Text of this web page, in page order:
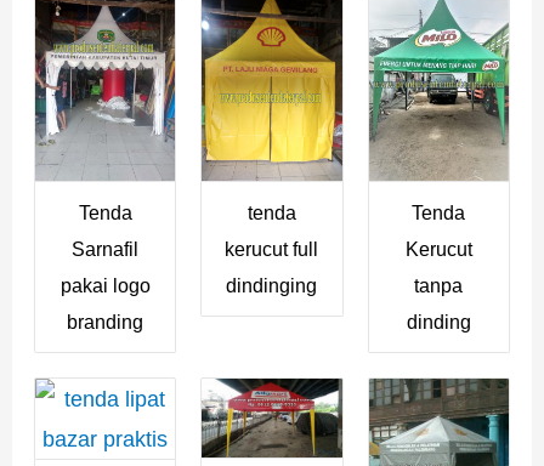
Tenda
Sarnafil
pakai logo
branding
tenda
kerucut full
dindinging
Tenda
Kerucut
tanpa
dinding